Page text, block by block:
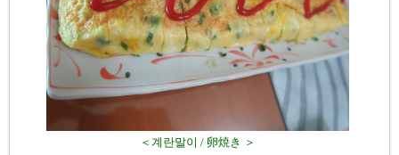
＜계란말이 / 卵焼き ＞